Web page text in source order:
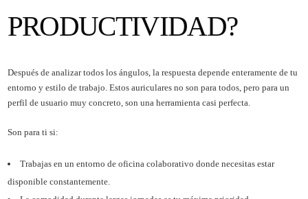
PRODUCTIVIDAD?
Después de analizar todos los ángulos, la respuesta depende enteramente de tu
entorno y estilo de trabajo. Estos auriculares no son para todos, pero para un
perfil de usuario muy concreto, son una herramienta casi perfecta.
Son para ti si:
Trabajas en un entorno de oficina colaborativo donde necesitas estar
disponible constantemente.